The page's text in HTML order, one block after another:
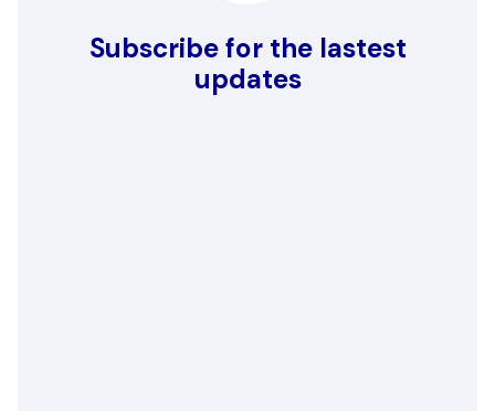
Subscribe for the lastest
updates